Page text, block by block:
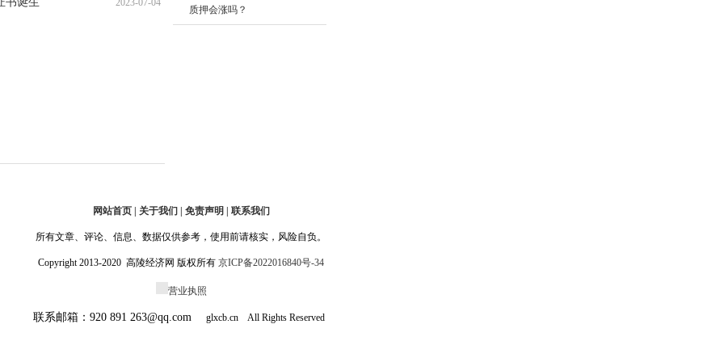
11:17:01
2023-07-04
质押会涨吗？
网站首页 | 关于我们 | 免责声明 | 联系我们
所有文章、评论、信息、数据仅供参考，使用前请核实，风险自负。
Copyright 2013-2020 高陵经济网 版权所有 京ICP备2022016840号-34
营业执照
联系邮箱：920 891 263@qq.com glxcb.cn All Rights Reserved